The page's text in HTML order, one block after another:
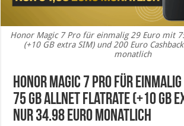
Honor Magic 7 Pro für einmalig 29 Euro mit
(+10 GB extra SIM) und 200 Euro
monatlich
Honor Magic 7 Pro für einmalig
75 GB Allnet Flatrate (+10 GB
nur 34.98 Euro monatlich